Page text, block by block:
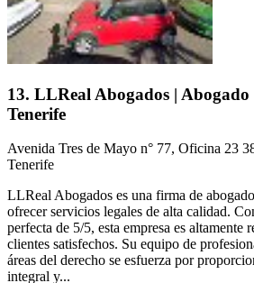
13. LLReal Abogados |
Tenerife
Avenida Tres de Mayo n° 77, Oficina 23
Tenerife
LLReal Abogados es una firma de
ofrecer servicios legales de alta calidad.
perfecta de 5/5, esta empresa es altamente
clientes satisfechos. Su equipo de
áreas del derecho se esfuerza por
integral y...